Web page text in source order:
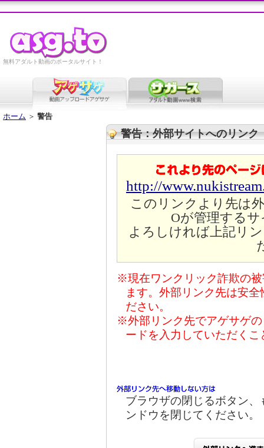
無料アダルト動画のポータルサイト！
ホーム ＞ 警告
警告：外部サイトへのリンク
http://
このリンクより先は
Oが管理する
よろしければ上記リ
※現在ワンクリック詐欺の
ます。外部リンク先は安
ださい。
※外部リンク先でアゲサゲ
ードを入力していただく
ブラウザの閉じるボタン
ンドウを閉じてください。